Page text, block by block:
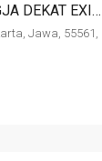
TANAH PEKARANGAN DIJUAL JOGJA DEKAT EXIT TOL BANYUREJO SEYEGAN TEMPEL SLEMAN COCOK UNTUK USAHA